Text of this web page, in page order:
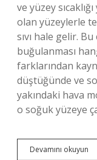
ve yüzey
olan yüzeylerle
sıvı hale gelir.
buğulanması
farklarından
düştüğünde ve
yakındaki hava
o soğuk yüzeye
Devamını okuyun